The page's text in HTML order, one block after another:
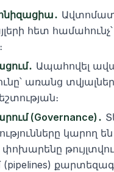
Ավտոմատ
հետ
Ապահովել
առանց
(Governance)․
կարող